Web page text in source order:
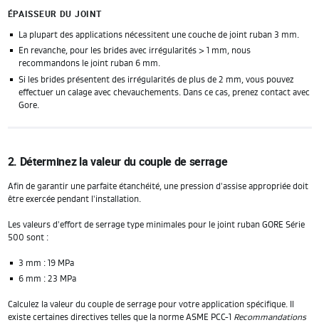
ÉPAISSEUR DU JOINT
La plupart des applications nécessitent une couche de joint ruban 3 mm.
En revanche, pour les brides avec irrégularités > 1 mm, nous
recommandons le joint ruban 6 mm.
Si les brides présentent des irrégularités de plus de 2 mm, vous pouvez
effectuer un calage avec chevauchements. Dans ce cas, prenez contact avec
Gore.
2. Déterminez la valeur du couple de serrage
Afin de garantir une parfaite étanchéité, une pression d'assise appropriée doit
être exercée pendant l'installation.
Les valeurs d'effort de serrage type minimales pour le joint ruban GORE Série
500 sont :
3 mm : 19 MPa
6 mm : 23 MPa
Calculez la valeur du couple de serrage pour votre application spécifique. Il
existe certaines directives telles que la norme ASME PCC-1
Recommandations